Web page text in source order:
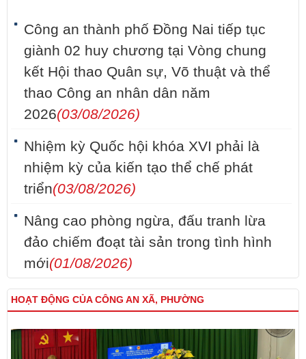
Công an thành phố Đồng Nai tiếp tục
giành 02 huy chương tại Vòng chung
kết Hội thao Quân sự, Võ thuật và thể
thao Công an nhân dân năm
2026(03/08/2026)
Nhiệm kỳ Quốc hội khóa XVI phải là
nhiệm kỳ của kiến tạo thể chế phát
triển(03/08/2026)
Nâng cao phòng ngừa, đấu tranh lừa
đảo chiếm đoạt tài sản trong tình hình
mới(01/08/2026)
HOẠT ĐỘNG CỦA CÔNG AN XÃ, PHƯỜNG